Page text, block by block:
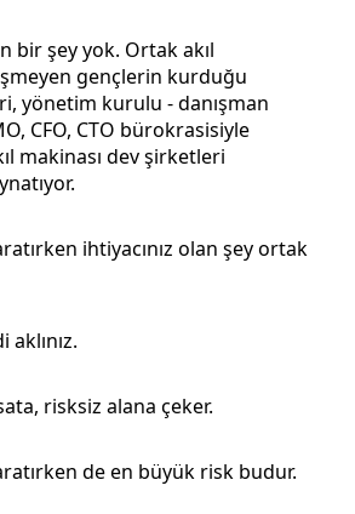
bir şey yok. Ortak akıl
gençlerin kurduğu
yönetim kurulu - danışman
CFO, CTO bürokrasisiyle
makinası dev şirketleri
ihtiyacınız olan şey ortak
aklınız.
risksiz alana çeker.
de en büyük risk budur.